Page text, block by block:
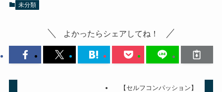
未分類
よかったらシェアしてね！
【セルフコンパッション】